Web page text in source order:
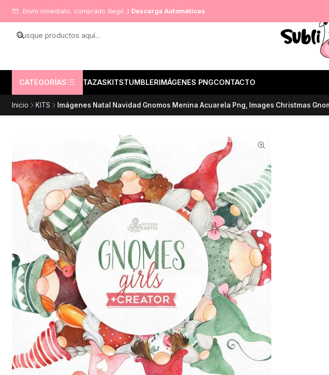
CATEGORÍAS TAZASKITSTUMBLERIMÁGENES PNGCONTACTO
Envío inmediato, comprado illegó :) Descarga Automáticas
Inicio KITS Imágenes Natal Navidad Gnomos Menina Acuarela Png, Images Christmas